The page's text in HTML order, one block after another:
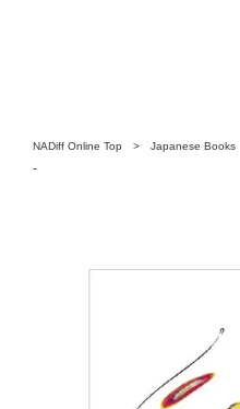
NADiff Online Top > Japanese Books
-